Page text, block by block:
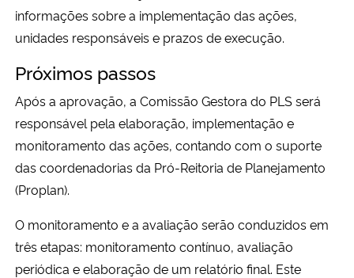
informações sobre a implementação das ações,
unidades responsáveis e prazos de execução.
Próximos passos
Após a aprovação, a Comissão Gestora do PLS será
responsável pela elaboração, implementação e
monitoramento das ações, contando com o suporte
das coordenadorias da Pró-Reitoria de Planejamento
(Proplan).
O monitoramento e a avaliação serão conduzidos em
três etapas: monitoramento contínuo, avaliação
periódica e elaboração de um relatório final. Este